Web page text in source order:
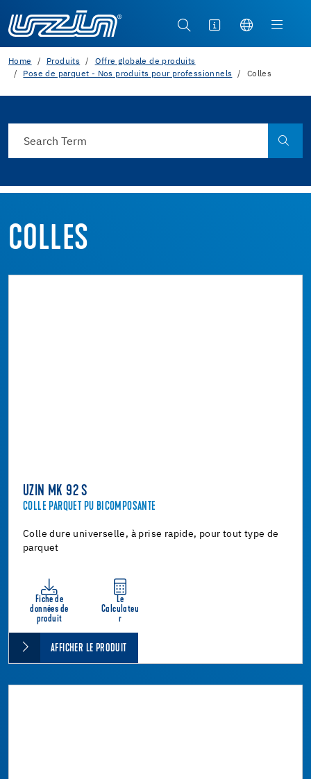
Home Produits
Offre globale de produits
Pose de parquet - Nos produits pour professionnels
Colles
COLLES
UZIN MK 92 S
COLLE PARQUET PU BICOMPOSANTE
Colle dure universelle, à prise rapide, pour tout type de
parquet
Fiche de
données de
produit
Le
Calculateu
r
AFFICHER LE PRODUIT